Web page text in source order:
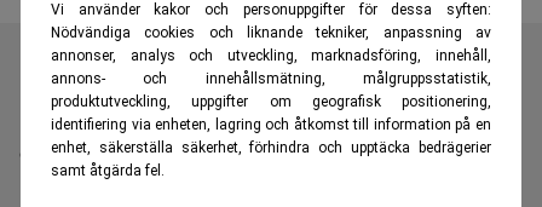
Vi använder kakor och personuppgifter för dessa syften:
Nödvändiga cookies och liknande tekniker, anpassning av
annonser, analys och utveckling, marknadsföring, innehåll,
annons- och innehållsmätning, målgruppsstatistik,
produktutveckling, uppgifter om geografisk positionering,
identifiering via enheten, lagring och åtkomst till information på en
enhet, säkerställa säkerhet, förhindra och upptäcka bedrägerier
samt åtgärda fel.
Realtid är en oberoende och kostnadsfri nyhetskanal för
dig som vill fördjupa dig inom finans- och
näringslivsnyheter.